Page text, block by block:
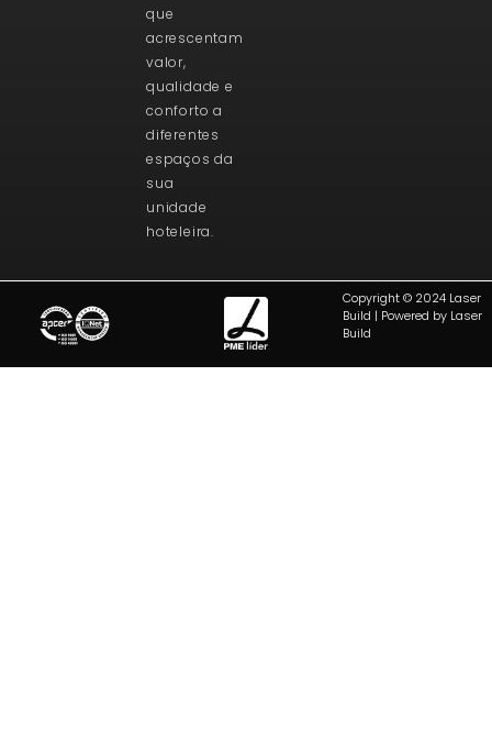
que
acrescentam
valor,
qualidade e
conforto a
diferentes
espaços da
sua
unidade
hoteleira.
Copyright © 2024 Laser
Build | Powered by Laser
Build